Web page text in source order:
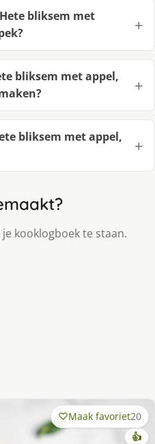
bliksem met
bliksem met appel,
bliksem met appel,
kooklogboek te staan.
Maak favoriet20
👍